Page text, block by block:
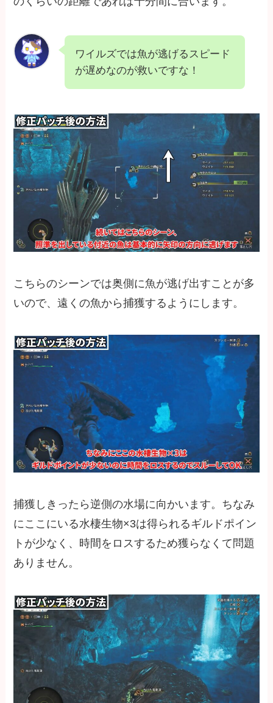
ワイルズでは魚が逃げるスピード
が遅めなのが救いですな！
こちらのシーンでは奥側に魚が逃げ出すことが多
いので、遠くの魚から捕獲するようにします。
捕獲しきったら逆側の水場に向かいます。ちなみ
にここにいる水棲生物×3は得られるギルドポイン
トが少なく、時間をロスするため獲らなくて問題
ありません。